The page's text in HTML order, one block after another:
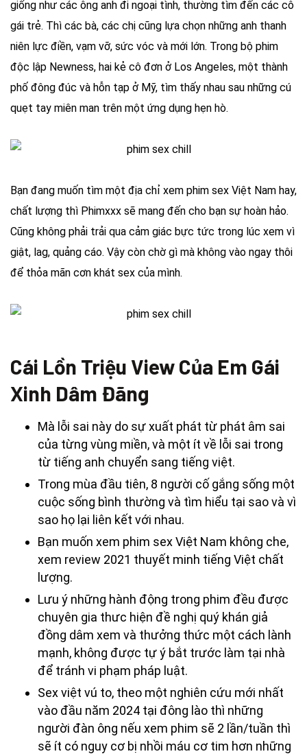
giống như các ông anh đi ngoại tình, thường tìm đến các cô
gái trẻ. Thì các bà, các chị cũng lựa chọn những anh thanh
niên lực điền, vạm vỡ, sức vóc và mới lớn. Trong bộ phim
độc lập Newness, hai kẻ cô đơn ở Los Angeles, một thành
phố đông đúc và hỗn tạp ở Mỹ, tìm thấy nhau sau những cú
quẹt tay miên man trên một ứng dụng hẹn hò.
Bạn đang muốn tìm một địa chỉ xem phim sex Việt Nam hay,
chất lượng thì Phimxxx sẽ mang đến cho bạn sự hoàn hảo.
Cũng không phải trải qua cảm giác bực tức trong lúc xem vì
giật, lag, quảng cáo. Vậy còn chờ gì mà không vào ngay thôi
để thỏa mãn cơn khát sex của mình.
Cái Lồn Triệu View Của Em Gái
Xinh Dâm Đãng
Mà lỗi sai này do sự xuất phát từ phát âm sai
của từng vùng miền, và một ít về lỗi sai trong
từ tiếng anh chuyển sang tiếng việt.
Trong mùa đầu tiên, 8 người cố gắng sống một
cuộc sống bình thường và tìm hiểu tại sao và vì
sao họ lại liên kết với nhau.
Bạn muốn xem phim sex Việt Nam không che,
xem review 2021 thuyết minh tiếng Việt chất
lượng.
Lưu ý những hành động trong phim đều được
chuyên gia thưc hiện đề nghị quý khán giả
đồng dâm xem và thưởng thức một cách lành
mạnh, không được tự ý bắt trước làm tại nhà
để tránh vi phạm pháp luật.
Sex việt vú to, theo một nghiên cứu mới nhất
vào đầu năm 2024 tại đông lào thì những
người đàn ông nếu xem phim sẽ 2 lần/tuần thì
sẽ ít có nguy cơ bị nhồi máu cơ tim hơn những